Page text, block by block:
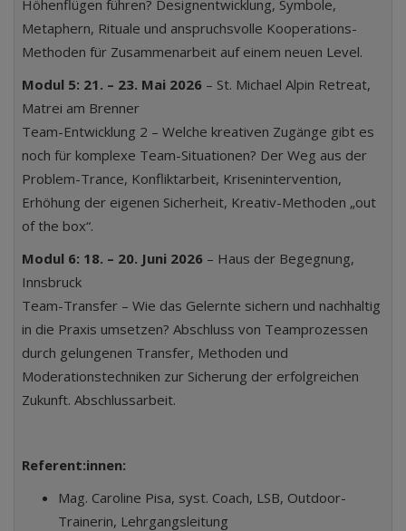
Höhenflügen führen? Designentwicklung, Symbole,
Metaphern, Rituale und anspruchsvolle Kooperations-
Methoden für Zusammenarbeit auf einem neuen Level.
Modul 5: 21. – 23. Mai 2026 – St. Michael Alpin Retreat,
Matrei am Brenner
Team-Entwicklung 2 – Welche kreativen Zugänge gibt es
noch für komplexe Team-Situationen? Der Weg aus der
Problem-Trance, Konfliktarbeit, Krisenintervention,
Erhöhung der eigenen Sicherheit, Kreativ-Methoden „out
of the box“.
Modul 6: 18. – 20. Juni 2026 – Haus der Begegnung,
Innsbruck
Team-Transfer – Wie das Gelernte sichern und nachhaltig
in die Praxis umsetzen? Abschluss von Teamprozessen
durch gelungenen Transfer, Methoden und
Moderationstechniken zur Sicherung der erfolgreichen
Zukunft. Abschlussarbeit.
Referent:innen:
Mag. Caroline Pisa, syst. Coach, LSB, Outdoor-
Trainerin, Lehrgangsleitung